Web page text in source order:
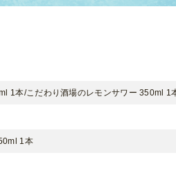
1本/こだわり酒場のレモンサワー 350ml 1
1本